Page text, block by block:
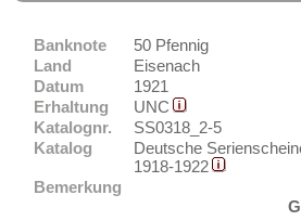
Emmerich
Ems, Bad
Ennigerloh
Erbach im Odenwald
Sets
Testbanknoten
Banknotenbriefe
Kataloge
Aufbewahrung
Banknote
50 Pfennig
Land
Eisenach
Datum
1921
Erhaltung
UNC
Katalognr.
SS0318_2-5
Katalog
Deutsche
1918-1922
Bemerkung